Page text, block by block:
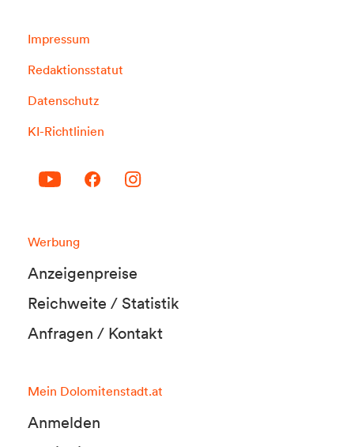
Impressum
Redaktionsstatut
Datenschutz
KI-Richtlinien
Werbung
Anzeigenpreise
Reichweite / Statistik
Anfragen / Kontakt
Mein Dolomitenstadt.at
Anmelden